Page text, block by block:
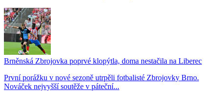
Brněnská Zbrojovka poprvé klopýtla, doma nestačila na Liberec
První porážku v nové sezoně utrpěli fotbalisté Zbrojovky Brno.
Nováček nejvyšší soutěže v páteční...